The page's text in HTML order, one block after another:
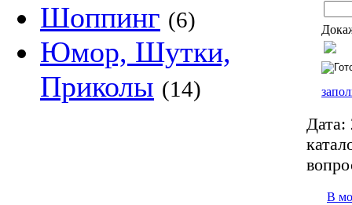
Шоппинг (6)
Юмор, Шутки,
Приколы (14)
Дата:
В